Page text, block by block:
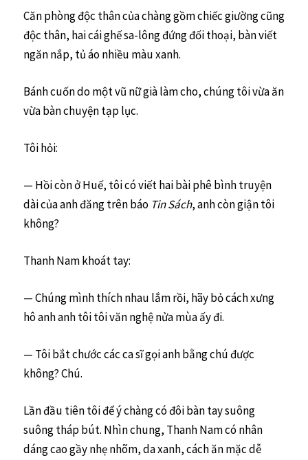
Căn phòng độc thân của chàng gồm chiếc giường cũng
độc thân, hai cái ghế sa-lông đứng đối thoại, bàn viết
ngăn nắp, tủ áo nhiều màu xanh.
Bánh cuốn do một vũ nữ già làm cho, chúng tôi vừa ăn
vừa bàn chuyện tạp lục.
Tôi hỏi:
— Hồi còn ở Huế, tôi có viết hai bài phê bình truyện
dài của anh đăng trên báo Tin Sách, anh còn giận tôi
không?
Thanh Nam khoát tay:
— Chúng mình thích nhau lắm rồi, hãy bỏ cách xưng
hô anh anh tôi tôi văn nghệ nửa mùa ấy đi.
— Tôi bắt chước các ca sĩ gọi anh bằng chú được
không? Chú.
Lần đầu tiên tôi để ý chàng có đôi bàn tay suông
suông tháp bút. Nhìn chung, Thanh Nam có nhân
dáng cao gầy nhẹ nhõm, da xanh, cách ăn mặc dễ